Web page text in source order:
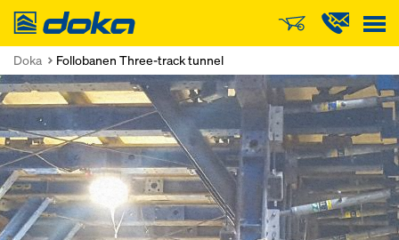
Doka
Doka Follobanen Three-track tunnel